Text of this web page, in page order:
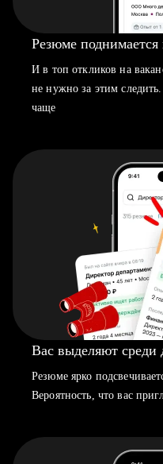
Резюме поднимается
И в топ откликов на
не нужно за этим следить.
чаще
Вас выделяют среди
Резюме ярко
Вероятность, что вас